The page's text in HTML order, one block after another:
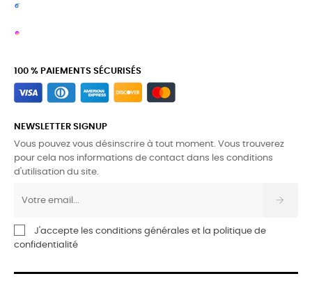
100 % PAIEMENTS SÉCURISÉS
NEWSLETTER SIGNUP
Vous pouvez vous désinscrire à tout moment. Vous trouverez
pour cela nos informations de contact dans les conditions
d'utilisation du site.
J'accepte les conditions générales et la politique de
confidentialité